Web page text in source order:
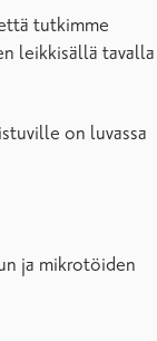
tutkimme
leikkisällä tavalla
on luvassa
ja mikrotöiden